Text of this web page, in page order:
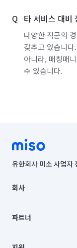
타 서비스 대비
다양한 직군의
갖추고 있습니
아니라, 매칭매
수 있습니다.
유한회사 미소 사업자
00019 |
주소 | 본사: 서울특별
컨택센터 : 서울특별시
상품, 상품정보, 거래에
회사
채용
파트너